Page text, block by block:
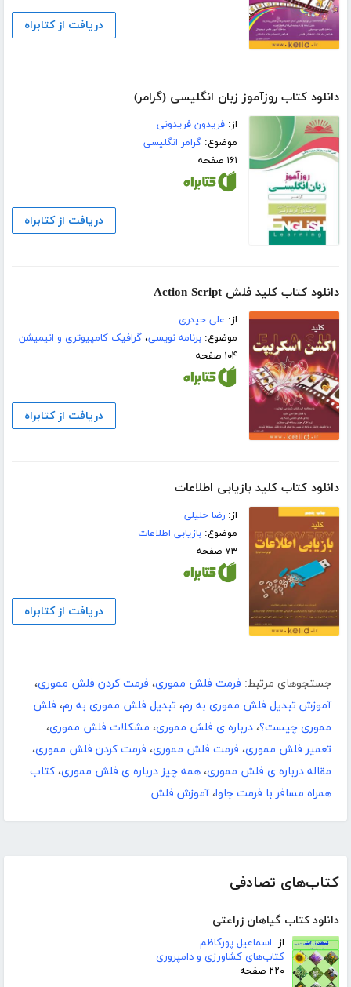
کتاب‌های تصادفی
دانلود کتاب گیاهان زراعتی
از: اسماعیل پورکاظم
کتاب‌های کشاورزی و دامپروری
۲۲۰ صفحه
دریافت از کتابراه
دانلود کتاب روزآموز زبان انگلیسی (گرامر)
از:فریدون فریدونی
موضوع:گرامر انگلیسی
۱۶۱ صفحه
دریافت از کتابراه
دانلود کتاب کلید فلش Action Script
از: علی حیدری
موضوع:برنامه نویسی،گرافیک کامپیوتری و انیمیشن
۱۰۴ صفحه
دریافت از کتابراه
دانلود کتاب کلید بازیابی اطلاعات
از:رضا خلیلی
موضوع:بازیابی اطلاعات
۷۳ صفحه
دریافت از کتابراه
جستجوهای مرتبط: فرمت فلش مموری، فرمت کردن فلش مموری،
آموزش تبدیل فلش مموری به رم، تبدیل فلش مموری به رم، فلش
مموری چیست؟، درباره ی فلش مموری، مشکلات فلش مموری،
تعمیر فلش مموری، فرمت فلش مموری، فرمت کردن فلش مموری،
مقاله درباره ی فلش مموری، همه چیز درباره ی فلش مموری،کتاب
همراه مسافر با فرمت جاوا،آموزش فلش